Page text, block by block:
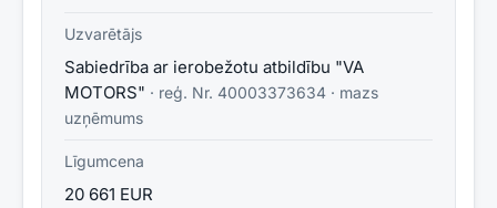
Uzvarētājs
Sabiedrība ar ierobežotu atbildību "VA
MOTORS" · reģ. Nr. 40003373634 · mazs
uzņēmums
Līgumcena
20 661 EUR